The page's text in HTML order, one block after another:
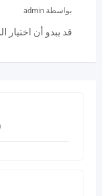
بواسطة admin
قد يبدو أن